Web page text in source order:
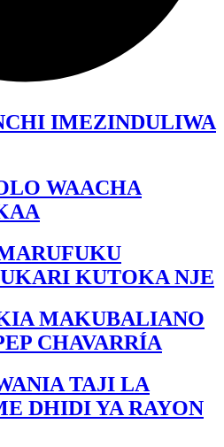
IMEZINDULIWA
WAACHA
KUTOKA NJE
MAKUBALIANO
CHAVARRÍA
TAJI LA
DHIDI YA RAYON